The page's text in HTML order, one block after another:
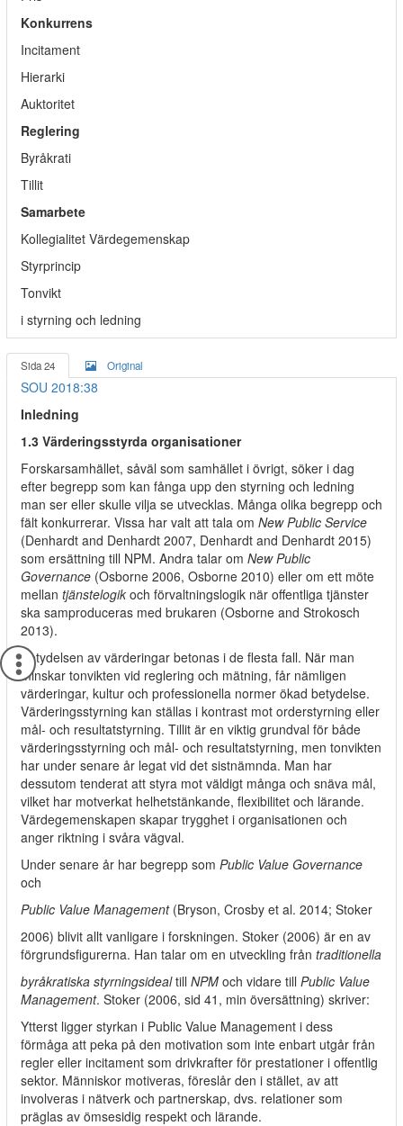
Konkurrens
Incitament
Hierarki
Auktoritet
Reglering
Byråkrati
Tillit
Samarbete
Kollegialitet Värdegemenskap
Styrprincip
Tonvikt
i styrning och ledning
Sida 24 Original
SOU 2018:38
Inledning
1.3 Värderingsstyrda organisationer
Forskarsamhället, såväl som samhället i övrigt, söker i dag
efter begrepp som kan fånga upp den styrning och ledning
man ser eller skulle vilja se utvecklas. Många olika begrepp och
fält konkurrerar. Vissa har valt att tala om New Public Service
(Denhardt and Denhardt 2007, Denhardt and Denhardt 2015)
som ersättning till NPM. Andra talar om New Public
Governance (Osborne 2006, Osborne 2010) eller om ett möte
mellan tjänstelogik och förvaltningslogik när offentliga tjänster
ska samproduceras med brukaren (Osborne and Strokosch
2013).
Betydelsen av värderingar betonas i de flesta fall. När man
minskar tonvikten vid reglering och mätning, får nämligen
värderingar, kultur och professionella normer ökad betydelse.
Värderingsstyrning kan ställas i kontrast mot orderstyrning eller
mål- och resultatstyrning. Tillit är en viktig grundval för både
värderingsstyrning och mål- och resultatstyrning, men tonvikten
har under senare år legat vid det sistnämnda. Man har
dessutom tenderat att styra mot väldigt många och snäva mål,
vilket har motverkat helhetstänkande, flexibilitet och lärande.
Värdegemenskapen skapar trygghet i organisationen och
anger riktning i svåra vägval.
Under senare år har begrepp som Public Value Governance
och
Public Value Management(Bryson, Crosby et al. 2014; Stoker
2006) blivit allt vanligare i forskningen. Stoker (2006) är en av
förgrundsfigurerna. Han talar om en utveckling från traditionella
byråkratiska styrningsidealtill NPM och vidare till Public Value
Management. Stoker (2006, sid 41, min översättning) skriver:
Ytterst ligger styrkan i Public Value Management i dess
förmåga att peka på den motivation som inte enbart utgår från
regler eller incitament som drivkrafter för prestationer i offentlig
sektor. Människor motiveras, föreslår den i stället, av att
involveras i nätverk och partnerskap, dvs. relationer som
präglas av ömsesidig respekt och lärande.